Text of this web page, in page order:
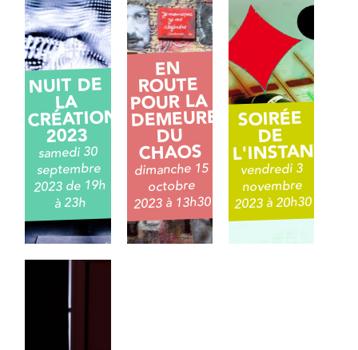
NUIT DE
LA
CRÉATION
2023
samedi 30
septembre
2023 de 19h
à 23h
EN
ROUTE
POUR LA
DEMEURE
DU
CHAOS
dimanche 15
octobre
2023 à 13h30
SOIRÉE
DE
L'INSTANT
vendredi 3
novembre
2023 à 20h30